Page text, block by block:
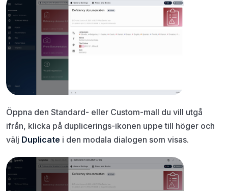
Öppna den Standard- eller Custom-mall du vill utgå
ifrån, klicka på duplicerings-ikonen uppe till höger och
välj Duplicate i den modala dialogen som visas.